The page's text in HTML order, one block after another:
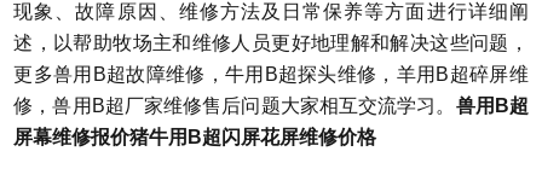
现象、故障原因、维修方法及日常保养等方面进行详细阐
述，以帮助牧场主和维修人员更好地理解和解决这些问题，
更多兽用B超故障维修，牛用B超探头维修，羊用B超碎屏维
修，兽用B超厂家维修售后问题大家相互交流学习。 兽用B超
屏幕维修报价猪牛用B超闪屏花屏维修价格